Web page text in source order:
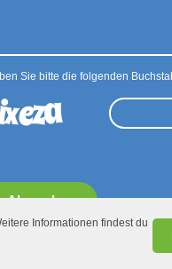
Informationen findest du
Sie bitte die folgenden
Absenden